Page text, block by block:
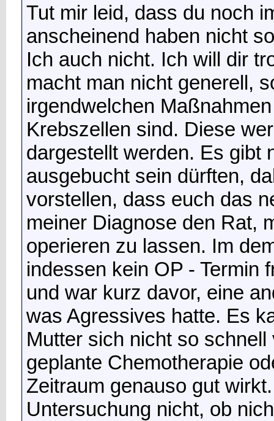
Tut mir leid, dass du noch
anscheinend haben nicht
Ich auch nicht. Ich will dir
macht man nicht generell,
irgendwelchen
Krebszellen sind. Diese
dargestellt werden. Es gibt
ausgebucht sein dürften,
vorstellen, dass euch das
meiner Diagnose den Rat,
operieren zu lassen. Im
indessen kein OP - Termin
und war kurz davor, eine
was Agressives hatte. Es
Mutter sich nicht so
geplante Chemotherapie
Zeitraum genauso gut
Untersuchung nicht, ob